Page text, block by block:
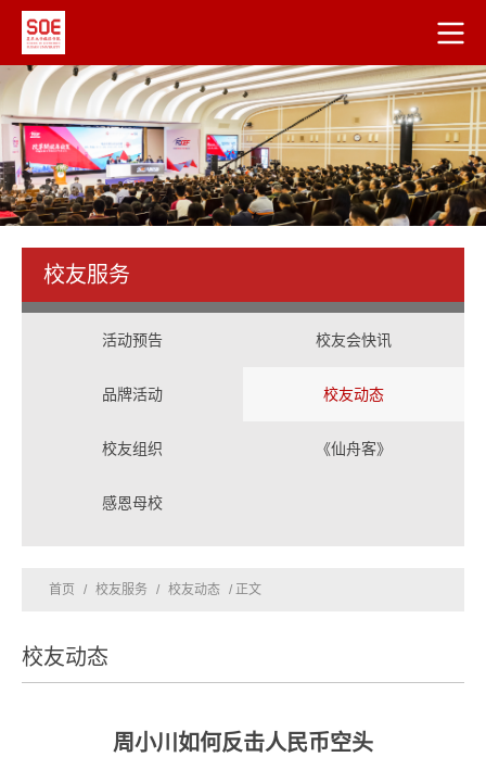
校友服务
活动预告 校友会快讯
品牌活动 校友动态
校友组织 《仙舟客》
感恩母校
首页 / 校友服务 / 校友动态 / 正文
校友动态
周小川如何反击人民币空头